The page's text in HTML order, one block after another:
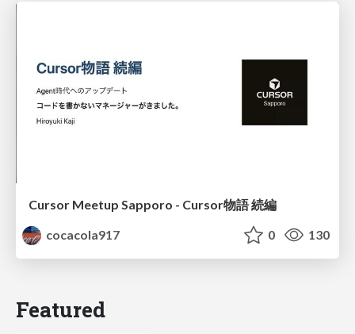
Cursor Meetup Sapporo - Cursor物語 続編
cocacola917
0 130
Featured